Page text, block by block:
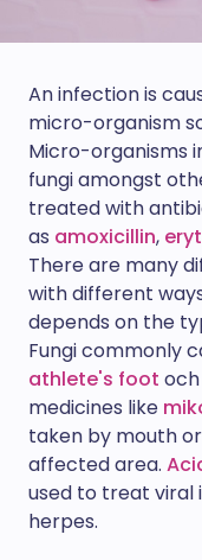
An infection is
micro-organism
Micro-organisms
fungi amongst
treated with
as amoxicillin,
There are many
with different
depends on the
Fungi commonly
athlete's foot och
medicines like
taken by mouth
affected area.
used to treat viral
herpes.